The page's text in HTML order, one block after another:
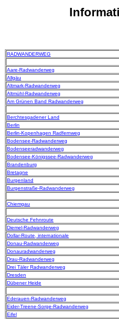
RADWANDERWEG
Aare-Radwanderweg
Allgäu
Altmark-Radwanderweg
Altmühl-Radwanderweg
Am Grünen Band Radwanderweg
Berchtesgadener Land
Berlin
Berlin-Kopenhagen Radfernweg
Bodensee-Radwanderweg
Bodenseeradwanderweg
Bodensee-Königssee-Radwanderweg
Brandenburg
Bretagne
Burgenland
Burgenstraße-Radwanderweg
Chiemgau
Deutsche Fehnroute
Diemel-Radwanderweg
Dollar-Route, internationale
Donau-Radwanderweg
Donauradwanderweg
Drau-Radwanderweg
Drei Täler Radwanderweg
Dresden
Dübener Heide
Ederauen-Radwanderweg
Eider-Treene-Sorge-Radwanderweg
Eifel